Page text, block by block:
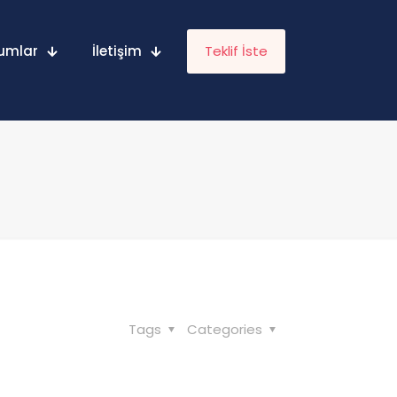
İletişim Teklif İste
Categories
Tags